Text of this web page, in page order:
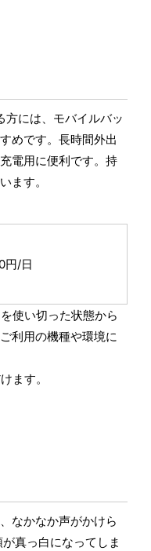
には、モバイルバッ
めです。長時間外出
電用に便利です。持
ます。
円/日
使い切った状態から
利用の機種や環境に
ます。
なかなか声がかけら
真っ白になってしま